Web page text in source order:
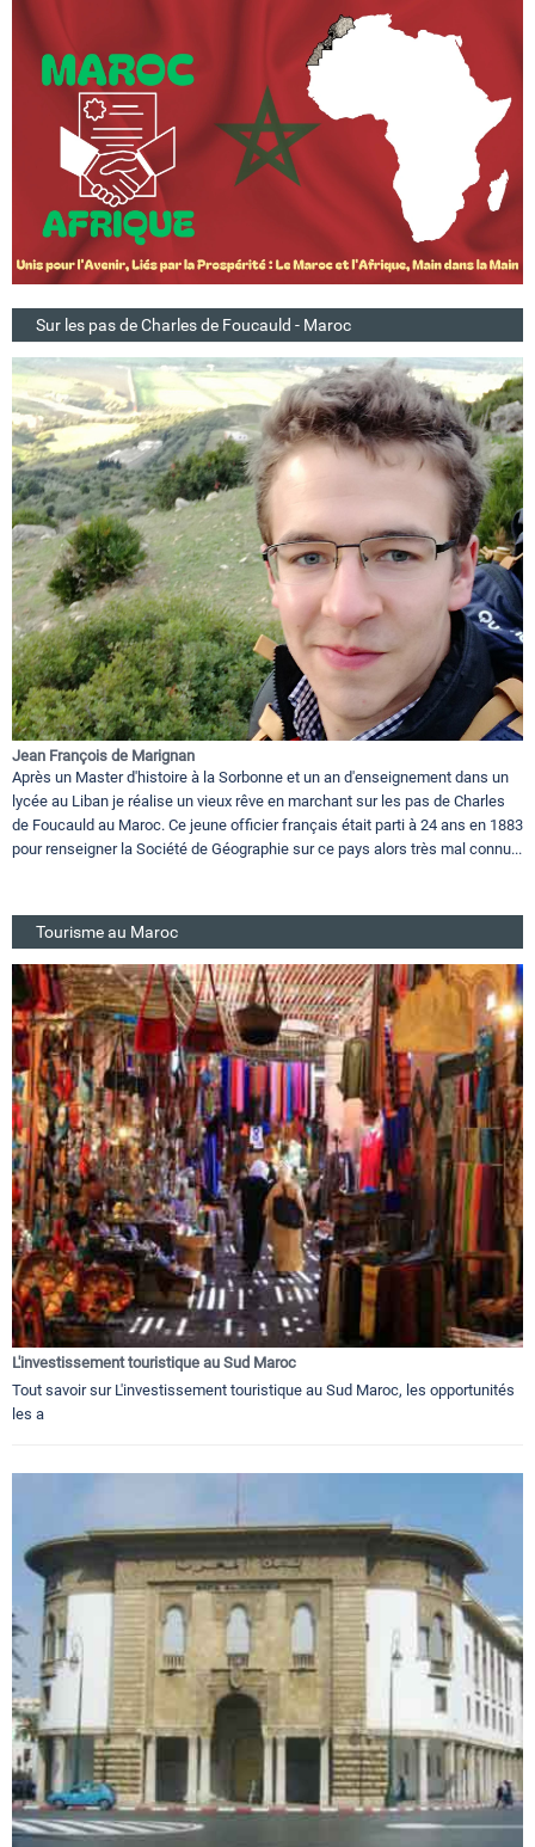
Sur les pas de Charles de Foucauld - Maroc
Jean François de Marignan
Après un Master d'histoire à la Sorbonne et un an d'enseignement dans un
lycée au Liban je réalise un vieux rêve en marchant sur les pas de Charles
de Foucauld au Maroc. Ce jeune officier français était parti à 24 ans en 1883
pour renseigner la Société de Géographie sur ce pays alors très mal connu...
Tourisme au Maroc
L'investissement touristique au Sud Maroc
Tout savoir sur L'investissement touristique au Sud Maroc, les opportunités
les a